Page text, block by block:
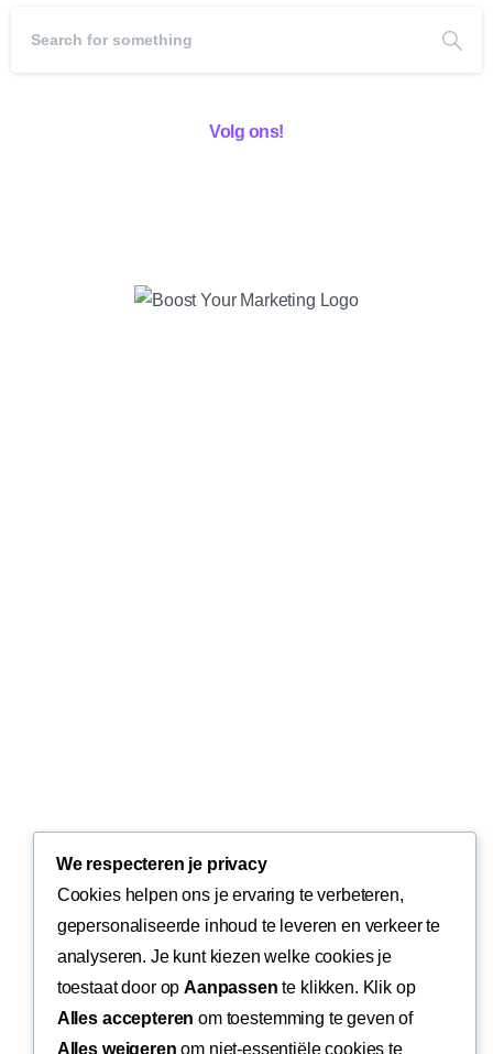
Volg ons!
We respecteren je privacy
Cookies helpen ons je ervaring te verbeteren,
gepersonaliseerde inhoud te leveren en verkeer te
analyseren. Je kunt kiezen welke cookies je
toestaat door opAanpassen te klikken. Klik op
Alles accepteren om toestemming te geven of
Alles weigeren om niet-essentiële cookies te